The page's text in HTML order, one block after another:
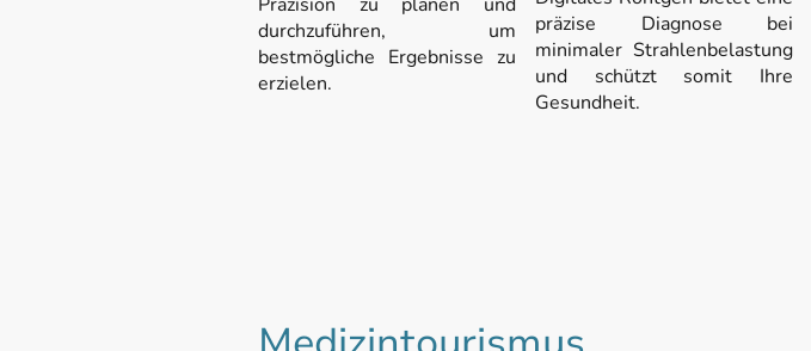
durchzuführen, um
bestmögliche Ergebnisse zu
erzielen.
präzise Diagnose bei
minimaler Strahlenbelastung
und schützt somit Ihre
Gesundheit.